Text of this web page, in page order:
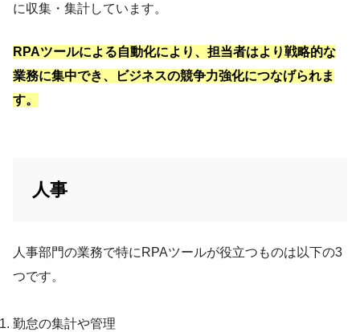
に収集・集計しています。
RPAツールによる自動化により、担当者はより戦略的な
業務に集中でき、ビジネスの競争力強化につなげられま
す。
人事
人事部門の業務で特にRPAツールが役立つものは以下の3
つです。
勤怠の集計や管理